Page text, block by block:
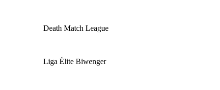
Death Match League
Liga Élite Biwenger